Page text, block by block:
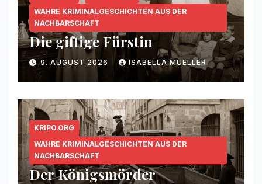
WAHRE KRIMINALGESCHICHTEN AUS DER
NACHBARSCHAFT
Die giftige Fürstin
9. AUGUST 2026 ISABELLA MUELLER
KRIPO.ORG
WAHRE KRIMINALGESCHICHTEN AUS DER
NACHBARSCHAFT
Der Königsmörder